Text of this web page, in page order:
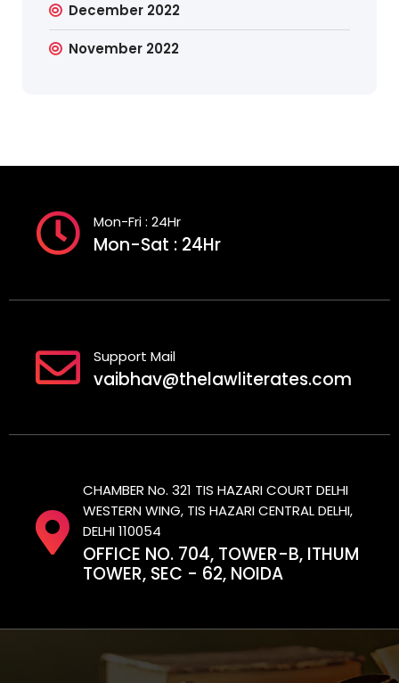
December 2022
November 2022
Mon-Fri : 24Hr
Mon-Sat : 24Hr
Support Mail
vaibhav@thelawliterates.com
CHAMBER No. 321 TIS HAZARI COURT DELHI
WESTERN WING, TIS HAZARI CENTRAL DELHI,
DELHI 110054
OFFICE NO. 704, TOWER-B, ITHUM
TOWER, SEC - 62, NOIDA